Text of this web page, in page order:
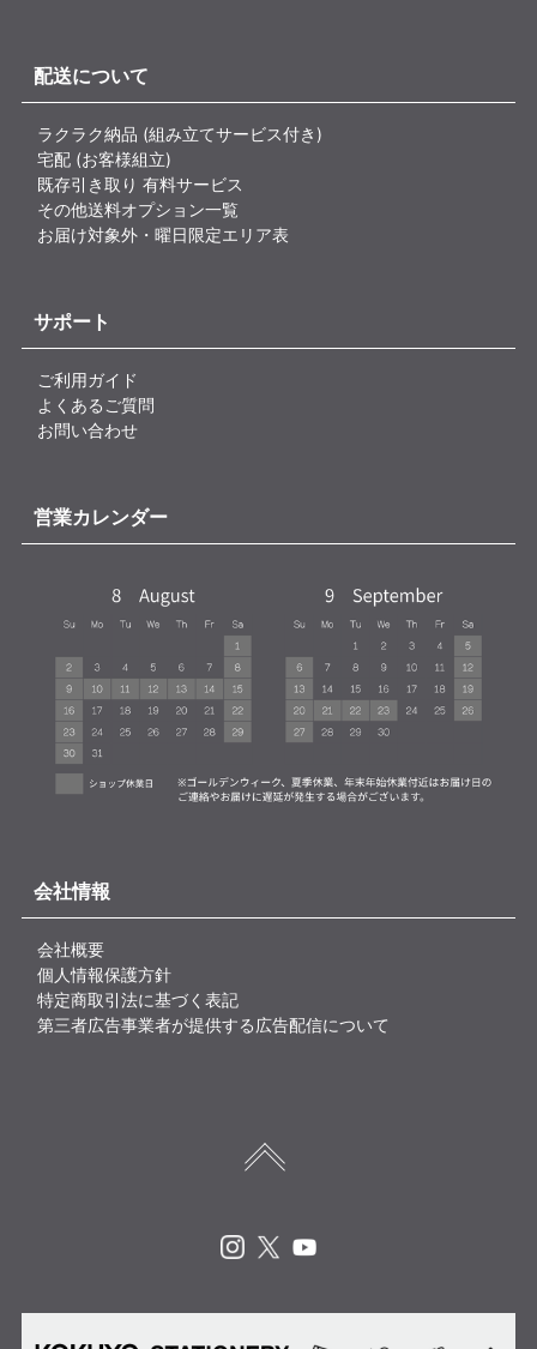
配送について
ラクラク納品 (組み立てサービス付き)
宅配 (お客様組立)
既存引き取り 有料サービス
その他送料オプション一覧
お届け対象外・曜日限定エリア表
サポート
ご利用ガイド
よくあるご質問
お問い合わせ
営業カレンダー
会社情報
会社概要
個人情報保護方針
特定商取引法に基づく表記
第三者広告事業者が提供する広告配信について